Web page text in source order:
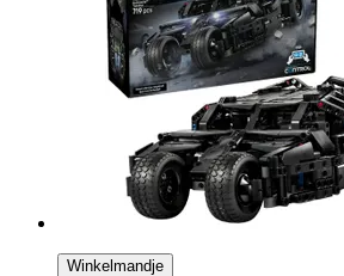
Winkelmandje